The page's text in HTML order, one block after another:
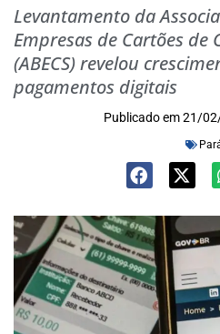
Levantamento da
Empresas de Cartões de
(ABECS) revelou
pagamentos digitais
Publicado em 21/